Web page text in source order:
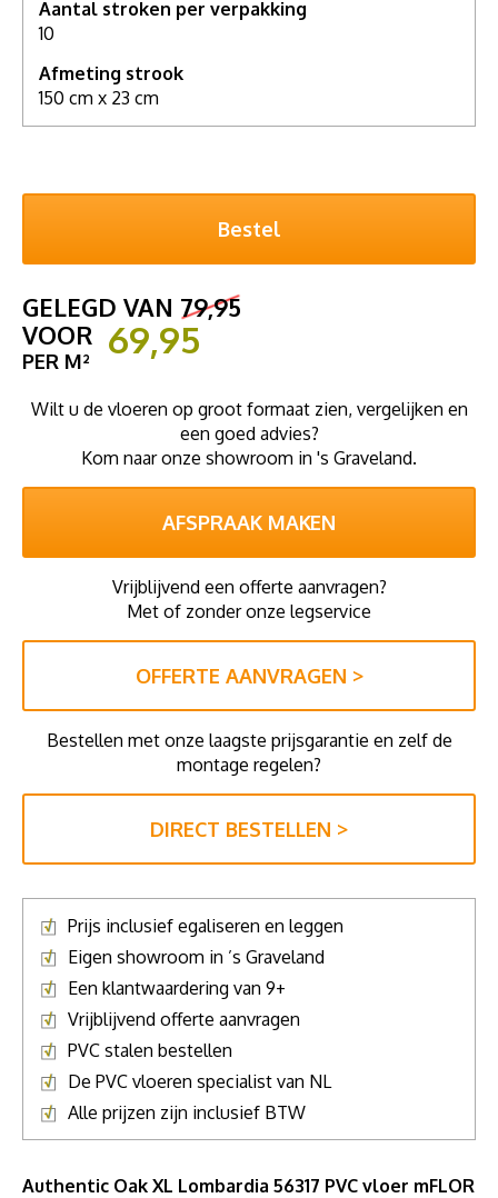
Aantal stroken per verpakking
10
Afmeting strook
150 cm x 23 cm
GELEGD VAN 79,95
VOOR 69,95
PER M²
Wilt u de vloeren op groot formaat zien, vergelijken en
een goed advies?
Kom naar onze showroom in 's Graveland.
AFSPRAAK MAKEN
Vrijblijvend een offerte aanvragen?
Met of zonder onze legservice
OFFERTE AANVRAGEN >
Bestellen met onze laagste prijsgarantie en zelf de
montage regelen?
DIRECT BESTELLEN >
Prijs inclusief egaliseren en leggen
Eigen showroom in ’s Graveland
Een klantwaardering van 9+
Vrijblijvend offerte aanvragen
PVC stalen bestellen
De PVC vloeren specialist van NL
Alle prijzen zijn inclusief BTW
Authentic Oak XL Lombardia 56317 PVC vloer mFLOR